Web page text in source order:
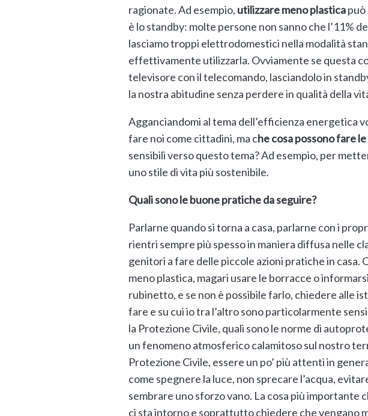
ragionate. Ad esempio, utilizzare meno plasticapuò
è lo standby: molte persone non sanno che l’11%
lasciamo troppi elettrodomestici nella modalità
effettivamente utilizzarla. Ovviamente se questa
televisore con il telecomando, lasciandolo in
la nostra abitudine senza perdere in qualità della
Agganciandomi al tema dell’efficienza energetica
fare noi come cittadini, ma che cosa possono fare
sensibili verso questo tema? Ad esempio, per
uno stile di vita più sostenibile.
Quali sono le buone pratiche da seguire?
Parlarne quando si torna a casa, parlarne con i
rientri sempre più spesso in maniera diffusa nelle
genitori a fare delle piccole azioni pratiche in casa.
meno plastica, magari usare le borracce o
rubinetto, e se non è possibile farlo, chiedere alle
fare e su cui io tra l’altro sono particolarmente
la Protezione Civile, quali sono le norme di
un fenomeno atmosferico calamitoso sul nostro
Protezione Civile, essere un po’ più attenti in
come spegnere la luce, non sprecare l’acqua,
sembrare uno sforzo vano. La cosa più importante
ci sta intorno e soprattutto chiedere che vengano